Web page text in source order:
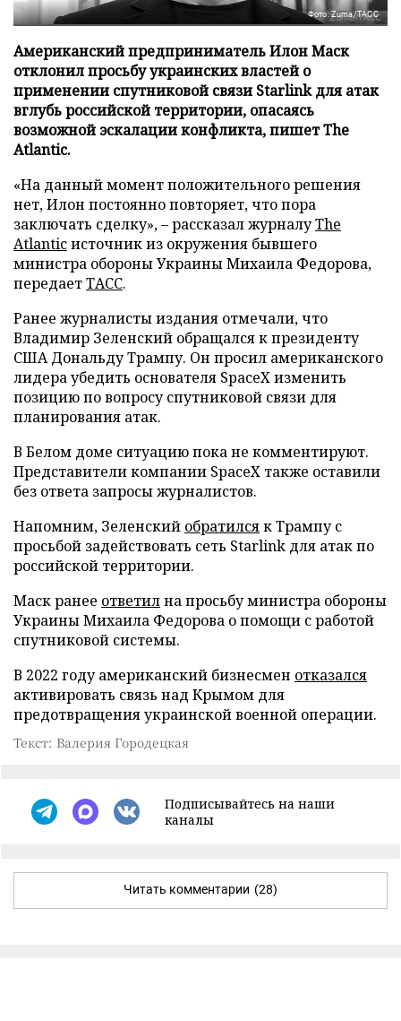
Фото: Zuma/ТАСС
Американский предприниматель Илон Маск
отклонил просьбу украинских властей о
применении спутниковой связи Starlink для атак
вглубь российской территории, опасаясь
возможной эскалации конфликта, пишет The
Atlantic.
«На данный момент положительного решения
нет, Илон постоянно повторяет, что пора
заключать сделку», – рассказал журналуThe
Atlanticисточник из окружения бывшего
министра обороны Украины Михаила Федорова,
передаетТАСС.
Ранее журналисты издания отмечали, что
Владимир Зеленский обращался к президенту
США Дональду Трампу. Он просил американского
лидера убедить основателя SpaceX изменить
позицию по вопросу спутниковой связи для
планирования атак.
В Белом доме ситуацию пока не комментируют.
Представители компании SpaceX также оставили
без ответа запросы журналистов.
Напомним, Зеленский обратилсяк Трампу с
просьбой задействовать сеть Starlink для атак по
российской территории.
Маск ранее ответилна просьбу министра обороны
Украины Михаила Федорова о помощи с работой
спутниковой системы.
В 2022 году американский бизнесмен отказался
активировать связь над Крымом для
предотвращения украинской военной операции.
Текст: Валерия Городецкая
Подписывайтесь на наши
каналы
Читать комментарии (28)